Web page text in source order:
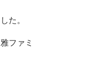
た。
ファミ